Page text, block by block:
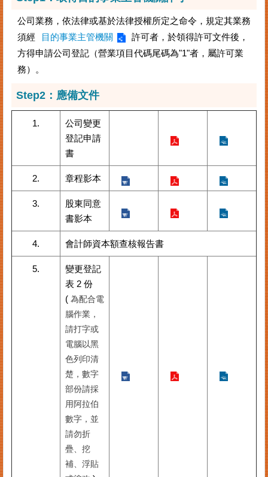
案
件
度
詢
公司業務，依法律或基於法律授權所定之命令，規定其業務
須經
目的事業主管機關
許可者，於領得許可文件後，
方得申請公司登記（營業項目代碼尾碼為"1"者，屬許可業
務）。
Step2：應備文件
1.
公司變更
登記申請
書
2. 章程影本
3.
股東同意
書影本
4. 會計師資本額查核報告書
5.
變更登記
表 2 份
( 為配合電
腦作業，
請打字或
電腦以黑
色列印清
楚，數字
部份請採
用阿拉伯
數字，並
請勿折
疊、挖
補、浮貼